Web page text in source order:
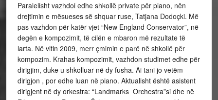
Paralelisht vazhdoi edhe shkollë private për piano, nën
drejtimin e mësueses së shquar ruse, Tatjana Dodoçki. Më
pas vazhdon për katër vjet “New England Conservator”, në
degën e kompozimit, të cilën e mbaron më rezultate të
larta. Në vitin 2009, merr çmimin e parë në shkollë për
kompozim. Krahas kompozimit, vazhdon studimet edhe për
dirigjim, duke u shkolluar në dy fusha. Ai tani jo vetëm
dirigjon , por edhe luan në piano. Aktualisht është asistent
dirigjent në dy orkestra: “Landmarks Orchestra”si dhe në